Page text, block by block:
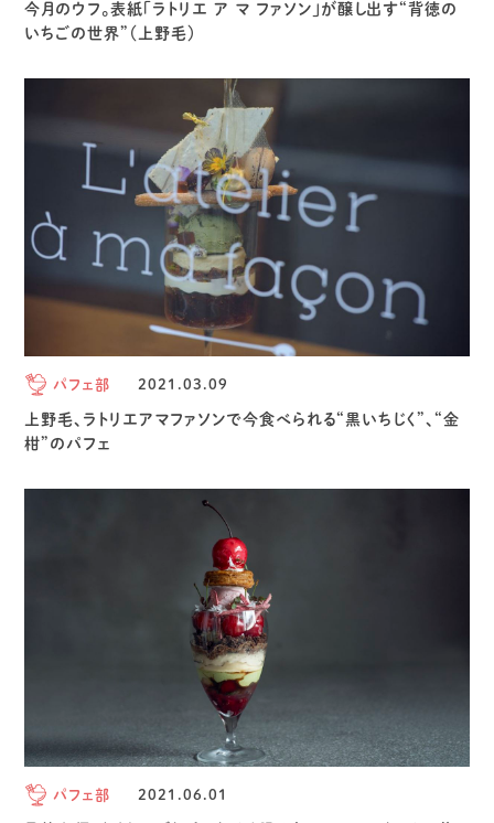
今月のウフ。表紙「ラトリエ ア マ ファソン」が醸し出す“背徳の
いちごの世界”（上野毛）
パフェ部 2021.03.09
上野毛、ラトリエアマファソンで今食べられる“黒いちじく”、“金
柑”のパフェ
パフェ部 2021.06.01